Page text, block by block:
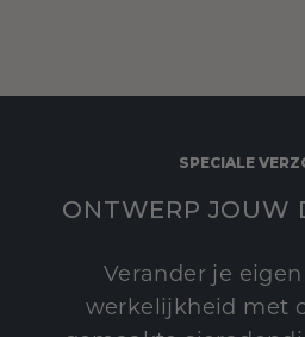
SPECIALE
ONTWERP JOUW
Verander je
werkelijkheid met